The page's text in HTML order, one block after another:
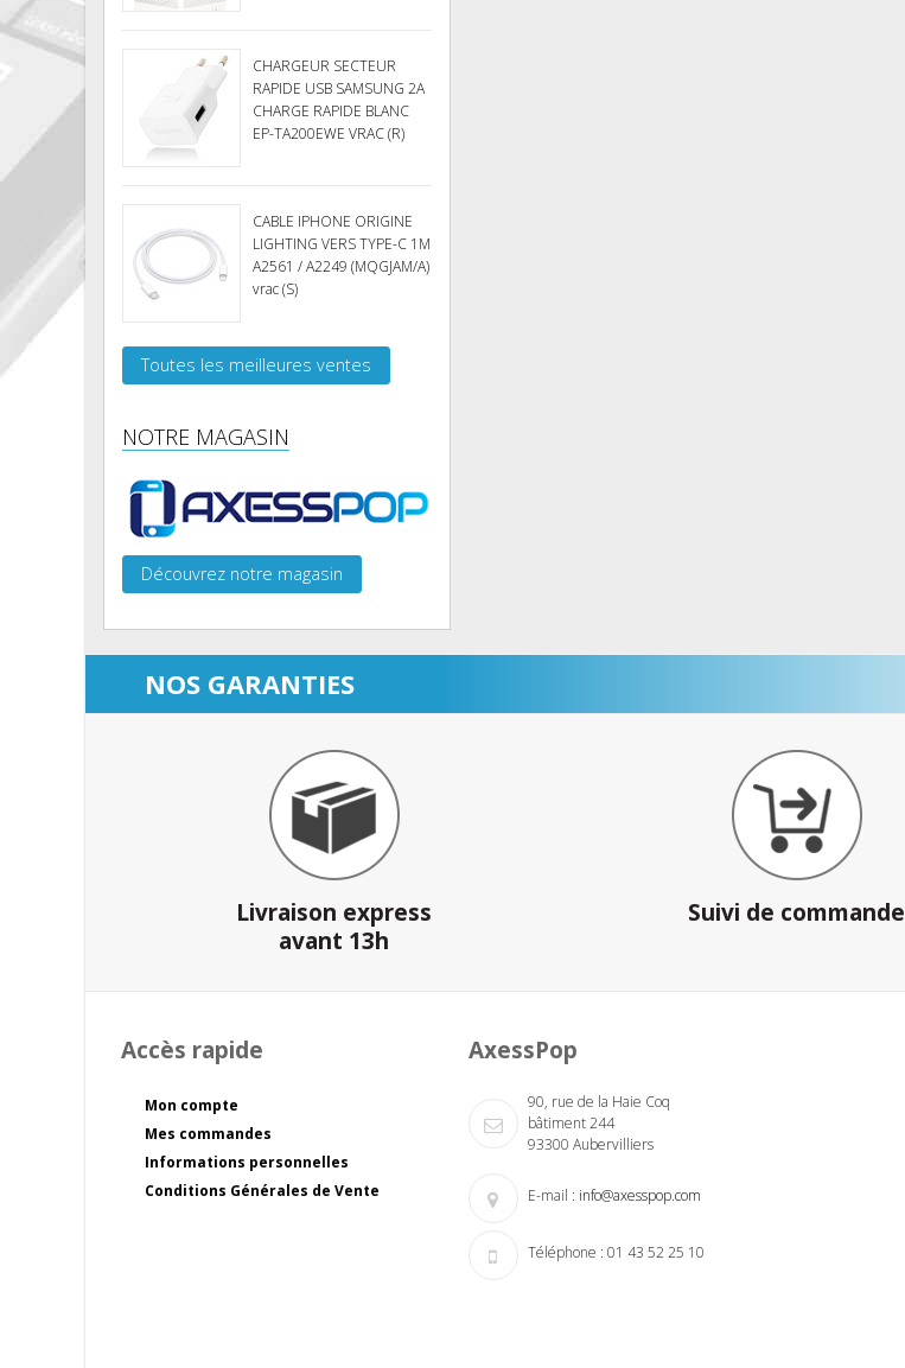
CHARGEUR SECTEUR
RAPIDE USB SAMSUNG 2A
CHARGE RAPIDE BLANC
EP-TA200EWE VRAC (R)
CABLE IPHONE ORIGINE
LIGHTING VERS TYPE-C 1M
A2561 / A2249 (MQGJAM/A)
vrac (S)
Toutes les meilleures ventes
NOTRE MAGASIN
Découvrez notre magasin
NOS GARANTIES
Livraison express
avant 13h
Suivi de commande
Accès rapide
Mon compte
Mes commandes
Informations personnelles
Conditions Générales de Vente
AxessPop
90, rue de la Haie Coq
bâtiment 244
93300 Aubervilliers
E-mail : info@axesspop.com
Téléphone : 01 43 52 25 10